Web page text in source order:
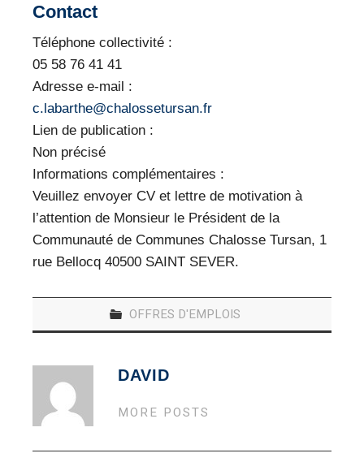
Contact
Téléphone collectivité :
05 58 76 41 41
Adresse e-mail :
c.labarthe@chalossetursan.fr
Lien de publication :
Non précisé
Informations complémentaires :
Veuillez envoyer CV et lettre de motivation à
l’attention de Monsieur le Président de la
Communauté de Communes Chalosse Tursan, 1
rue Bellocq 40500 SAINT SEVER.
OFFRES D'EMPLOIS
DAVID
MORE POSTS